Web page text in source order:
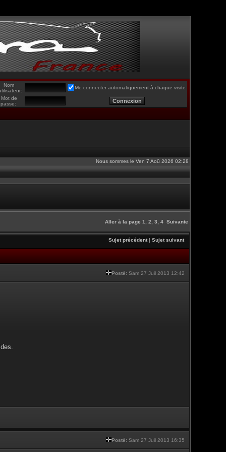
Nom
Me connecter automatiquement à chaque visite
Mot de
passe:
Nous sommes le Ven 7 Aoû 2026 02:28
Aller à la page 1 2 3 4 Suivante
Sujet précédent| Sujet suivant
Posté: Sam 27 Juil 2013 12:42
Posté: Sam 27 Juil 2013 16:35